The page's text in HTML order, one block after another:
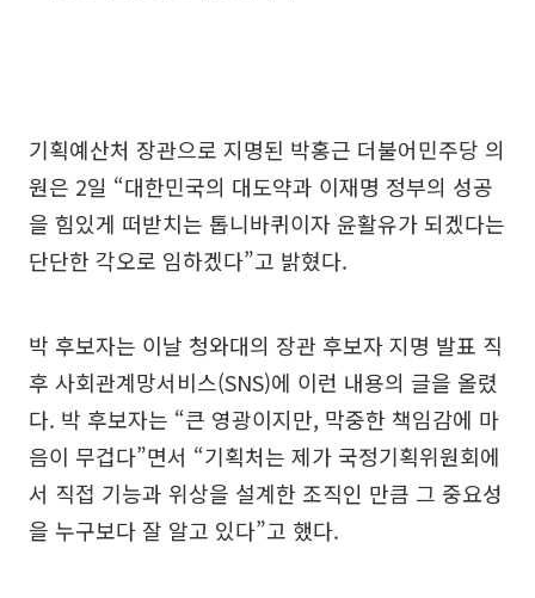
기획예산처 장관으로 지명된 박홍근 더불어민주당 의
원은 2일 “대한민국의 대도약과 이재명 정부의 성공
을 힘있게 떠받치는 톱니바퀴이자 윤활유가 되겠다는
단단한 각오로 임하겠다”고 밝혔다.
박 후보자는 이날 청와대의 장관 후보자 지명 발표 직
후 사회관계망서비스(SNS)에 이런 내용의 글을 올렸
다. 박 후보자는 “큰 영광이지만, 막중한 책임감에 마
음이 무겁다”면서 “기획처는 제가 국정기획위원회에
서 직접 기능과 위상을 설계한 조직인 만큼 그 중요성
을 누구보다 잘 알고 있다”고 했다.